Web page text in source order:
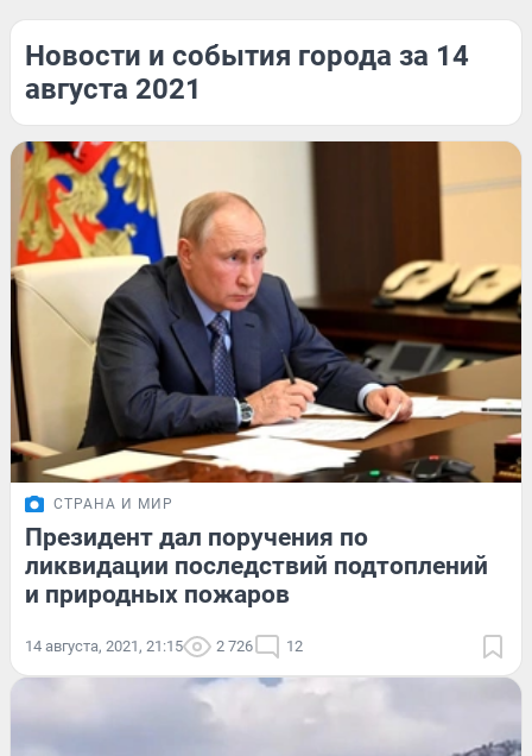
Новости и события города за 14
августа 2021
СТРАНА И МИР
Президент дал поручения по
ликвидации последствий подтоплений
и природных пожаров
14 августа, 2021, 21:15 2 726 12